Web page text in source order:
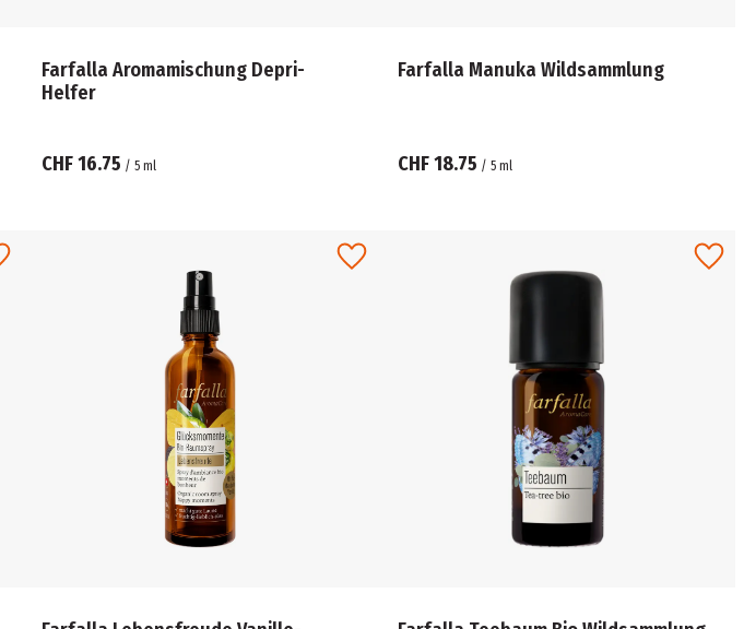
Farfalla Aromamischung Depri-
Helfer
CHF 16.75 / 5 ml
Farfalla Manuka Wildsammlung
CHF 18.75 /5 ml